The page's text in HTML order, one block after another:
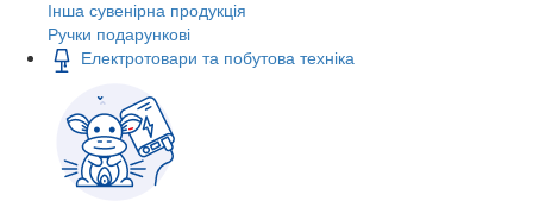
Інша сувенірна продукція
Ручки подарункові
Електротовари та побутова техніка